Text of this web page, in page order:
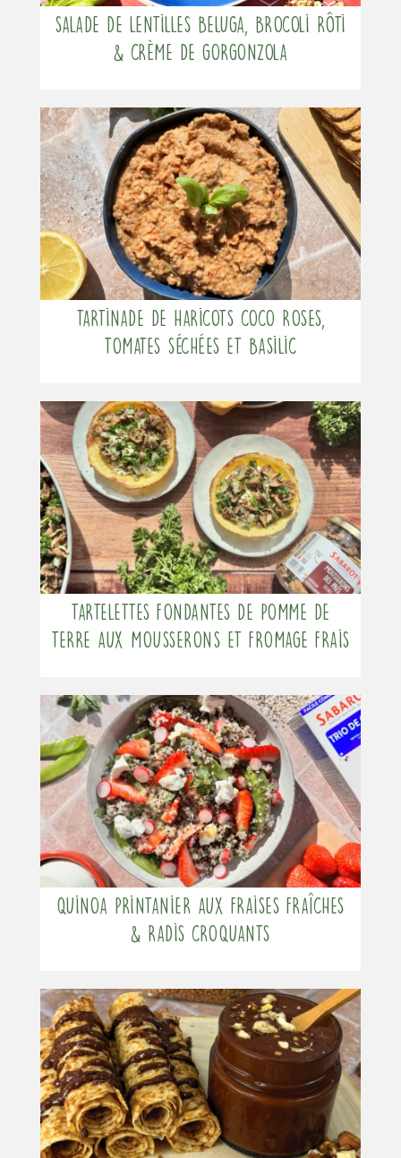
Salade de lentilles beluga, brocoli rôti
& crème de gorgonzola
Tartinade de haricots coco roses,
tomates séchées et basilic
Tartelettes fondantes de pomme de
terre aux mousserons et fromage frais
Quinoa printanier aux fraises fraîches
& radis croquants